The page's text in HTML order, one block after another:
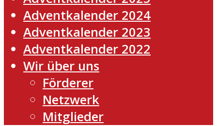
Adventkalender 2024
Adventkalender 2023
Adventkalender 2022
Wir über uns
Förderer
Netzwerk
Mitglieder